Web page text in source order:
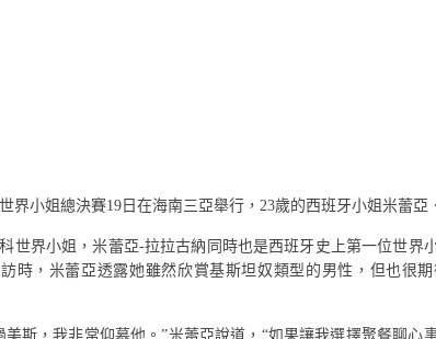
界小姐總決賽19日在海南三亞舉行，23歲的西班牙小姐米蕾亞
世界小姐，米蕾亞-拉拉古納同時也是西班牙史上第一位世界
時，米蕾亞透露她雖然欣賞基斯坦奴類型的男性，但也很
美斯，我非常仰慕他。”米蕾亞說道，“如果讓我選擇聚餐聊心